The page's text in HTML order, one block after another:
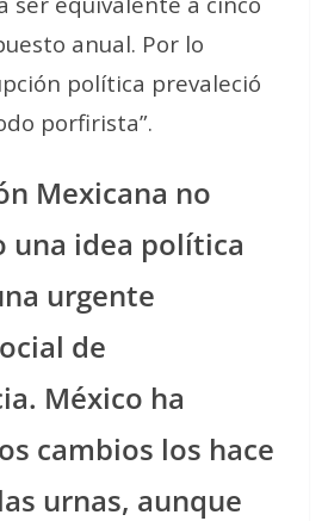
anual. Por lo
política prevaleció
porfirista”.
Mexicana no
una idea política
urgente
de
México ha
cambios los hace
urnas, aunque